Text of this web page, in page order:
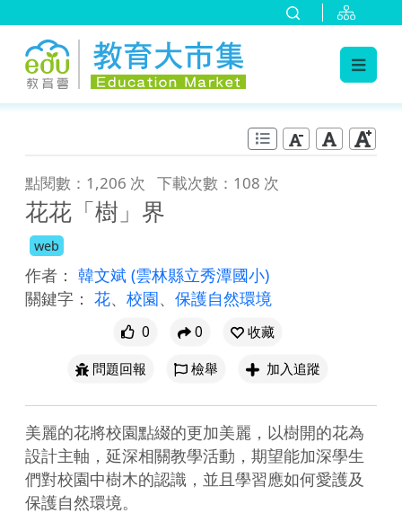
點閱數：1,206 次 下載次數：108 次
花花「樹」界
web
作者： 韓文斌 (雲林縣立秀潭國小)
關鍵字： 花、 校園、 保護自然環境
0 0
收藏
問題回報
檢舉 加入追蹤
美麗的花將校園點綴的更加美麗，以樹開的花為
設計主軸，延深相關教學活動，期望能加深學生
們對校園中樹木的認識，並且學習應如何愛護及
保護自然環境。